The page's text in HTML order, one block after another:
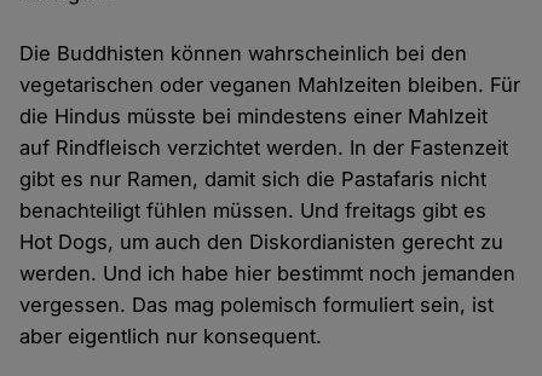
Die Buddhisten können wahrscheinlich bei den
vegetarischen oder veganen Mahlzeiten bleiben. Für
die Hindus müsste bei mindestens einer Mahlzeit
auf Rindfleisch verzichtet werden. In der Fastenzeit
gibt es nur Ramen, damit sich die Pastafaris nicht
benachteiligt fühlen müssen. Und freitags gibt es
Hot Dogs, um auch den Diskordianisten gerecht zu
werden. Und ich habe hier bestimmt noch jemanden
vergessen. Das mag polemisch formuliert sein, ist
aber eigentlich nur konsequent.